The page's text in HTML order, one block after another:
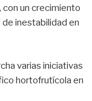
un crecimiento
inestabilidad en
varias iniciativas
hortofrutícola en